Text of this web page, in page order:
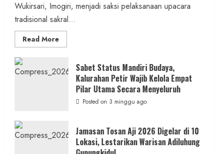
Wukirsari, Imogiri, menjadi saksi pelaksanaan upacara
tradisional sakral...
Read More
more
Tokoh
Nasional,
Ruwatan
Ageng
Petilasan
Sendangwangi
Hayuning
Bawono
Sabet Status Mandiri Budaya,
Kalurahan Petir Wajib Kelola Empat
Pilar Utama Secara Menyeluruh
Posted on 3 minggu ago
Jamasan Tosan Aji 2026 Digelar di 10
Lokasi, Lestarikan Warisan Adiluhung